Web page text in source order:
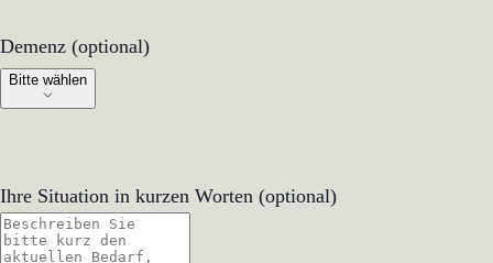
Demenz (optional)
Demenz (optional)
Bitte wählen
Ihre Situation in kurzen Worten (optional)